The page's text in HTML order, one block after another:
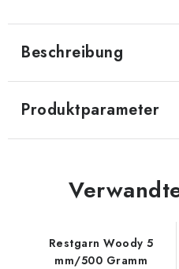
Beschreibung
Produktparameter
Restgarn Woody 5
mm/500 Gramm